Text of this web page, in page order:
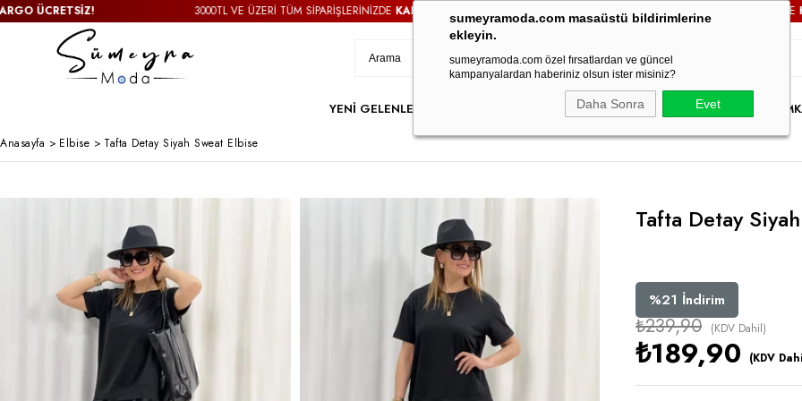
sumeyramoda.com masaüstü bildirimlerine
ekleyin.
sumeyramoda.com özel fırsatlardan ve güncel
kampanyalardan haberiniz olsun ister misiniz?
Daha Sonra Evet
3000TL VE ÜZERİ TÜM SİPARİŞLERİNİZDEKARGO ÜCRETSİZ! 3000TL VE ÜZERİ TÜM SİPARİŞLERİNİZDE KARGO
YENİ GELENLER ALT GİYİMDIŞ GİYİMTAKIM PARTY WEAR İNDİRİM
Anasayfa > Elbise > Tafta Detay Siyah Sweat Elbise
Tafta Detay
%21 İndirim
₺239,90 (KDV Dahil)
₺189,90 (KDV